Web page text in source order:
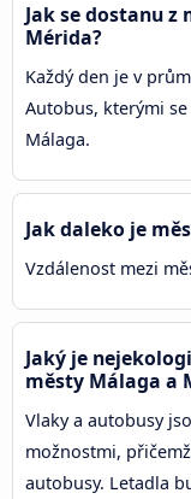
Jak se dostanu z
Mérida?
Každý den je v
Autobus, kterými
Málaga.
Jak daleko je
Vzdálenost mezi
Jaký je
městy Málaga a
Vlaky a autobusy
možnostmi,
autobusy. Letadla